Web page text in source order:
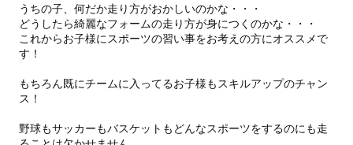
うちの子、何だか走り方がおかしいのかな・・・
どうしたら綺麗なフォームの走り方が身につくのかな・・・
これからお子様にスポーツの習い事をお考えの方にオススメで
す！
もちろん既にチームに入ってるお子様もスキルアップのチャン
ス！
野球もサッカーもバスケットもどんなスポーツをするのにも走